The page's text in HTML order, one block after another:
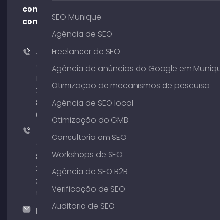
contato
conosco!
+49
176
204
801
64
+49
89
380
375
hallo@timospecht.de
SEO Munique
Agência de SEO
Freelancer de SEO
Agência de anúncios do Google em
Otimização de mecanismos de pesquisa
Agência de SEO local
Otimização do GMB
Consultoria em SEO
Workshops de SEO
Agência de SEO B2B
Verificação de SEO
Auditoria de SEO